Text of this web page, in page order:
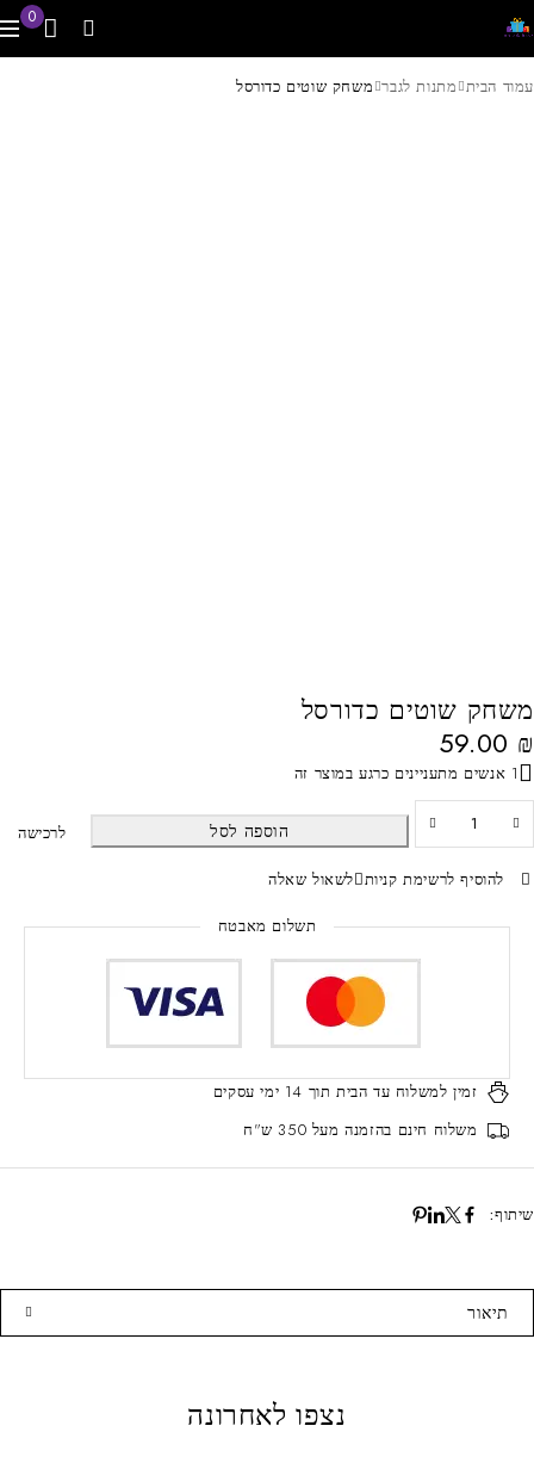
0
עמוד הבית מתנות לגבר משחק שוטים כדורסל
משחק שוטים כדורסל
59.00 ₪
1 אנשים מתעניינים כרגע במוצר זה
הוספה לסל לרכישה
להוסיף לרשימת קניות לשאול שאלה
תשלום מאבטח
זמין למשלוח עד הביתתוך 14 ימי עסקים
משלוח חינם בהזמנה מעל 350 ש"ח
שיתוף:
תיאור
נצפו לאחרונה